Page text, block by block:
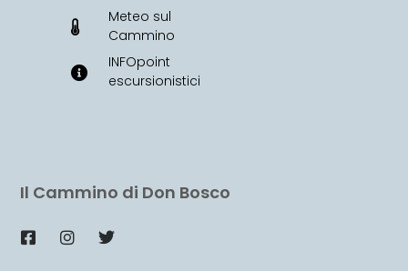
Il Cammino di Don Bosco
Meteo sul
Cammino
INFOpoint
escursionistici